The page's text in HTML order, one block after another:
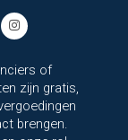
of
zijn gratis,
brengen.